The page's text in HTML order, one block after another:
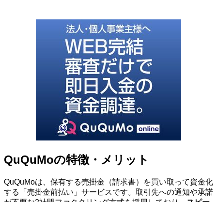
QuQuMoの特徴・メリット
QuQuMoは、保有する売掛金（請求書）を買い取って資金化
する「売掛金前払い」サービスです。取引先への通知や承諾